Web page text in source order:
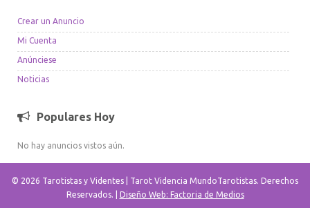
Crear un Anuncio
Mi Cuenta
Anúnciese
Noticias
Populares Hoy
No hay anuncios vistos aún.
© 2026 Tarotistas y Videntes | Tarot Videncia MundoTarotistas. Derechos
Reservados. |
Diseño Web: Factoria de Medios